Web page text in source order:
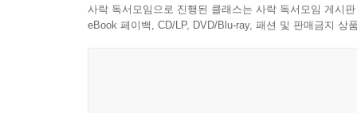
사락 독서모임으로 진행된 클래스는 사락 독서모임 게시
eBook 페이백, CD/LP, DVD/Blu-ray, 패션 및 판매금지 상